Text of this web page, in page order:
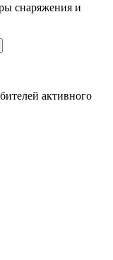
снаряжения и
активного